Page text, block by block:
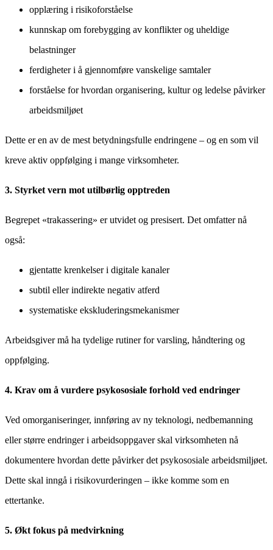
opplæring i risikoforståelse
kunnskap om forebygging av konflikter og uheldige
belastninger
ferdigheter i å gjennomføre vanskelige samtaler
forståelse for hvordan organisering, kultur og ledelse påvirker
arbeidsmiljøet
Dette er en av de mest betydningsfulle endringene – og en som vil
kreve aktiv oppfølging i mange virksomheter.
3. Styrket vern mot utilbørlig opptreden
Begrepet «trakassering» er utvidet og presisert. Det omfatter nå
også:
gjentatte krenkelser i digitale kanaler
subtil eller indirekte negativ atferd
systematiske ekskluderingsmekanismer
Arbeidsgiver må ha tydelige rutiner for varsling, håndtering og
oppfølging.
4. Krav om å vurdere psykososiale forhold ved endringer
Ved omorganiseringer, innføring av ny teknologi, nedbemanning
eller større endringer i arbeidsoppgaver skal virksomheten nå
dokumentere hvordan dette påvirker det psykososiale arbeidsmiljøet.
Dette skal inngå i risikovurderingen – ikke komme som en
ettertanke.
5. Økt fokus på medvirkning